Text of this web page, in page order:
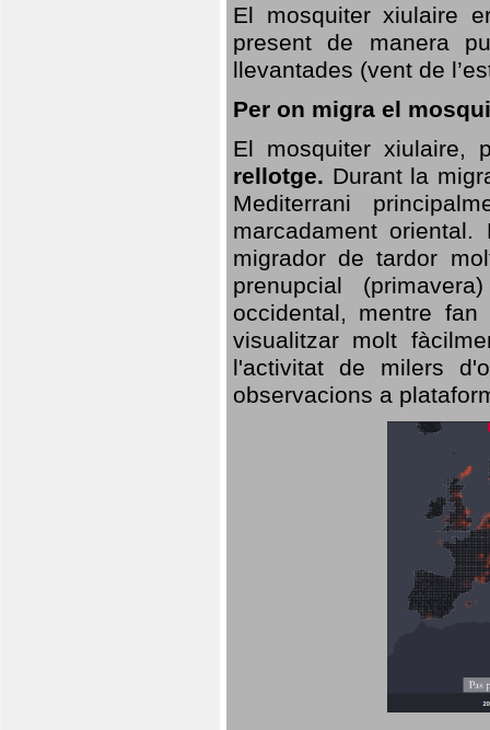
El mosquiter xiulaire
present de manera
llevantades (vent de
Per on migra el
El mosquiter xiulaire,
rellotge. Durant la
Mediterrani
marcadament
migrador de tardor
prenupcial
occidental, mentre
visualitzar molt
l'activitat de milers
observacions a